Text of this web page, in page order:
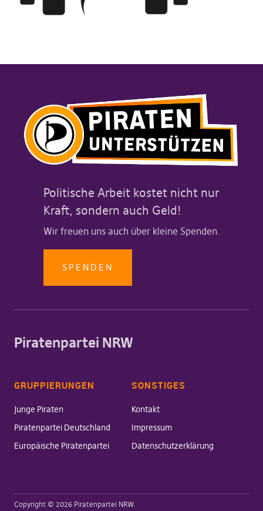
Politische Arbeit kostet nicht nur
Kraft, sondern auch Geld!
Wir freuen uns auch über kleine Spenden.
SPENDEN
Piratenpartei NRW
GRUPPIERUNGEN
Junge Piraten
Piratenpartei Deutschland
Europäische Piratenpartei
SONSTIGES
Kontakt
Impressum
Datenschutzerklärung
Copyright © 2026 Piratenpartei NRW